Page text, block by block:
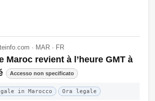
· MAR · FR
Maroc revient à l’heure GMT à
Accesso non specificato
in Marocco Ora legale